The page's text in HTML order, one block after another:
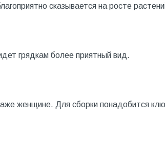
сказывается на росте
грядкам более приятный вид.
женщине. Для сборки понадобится